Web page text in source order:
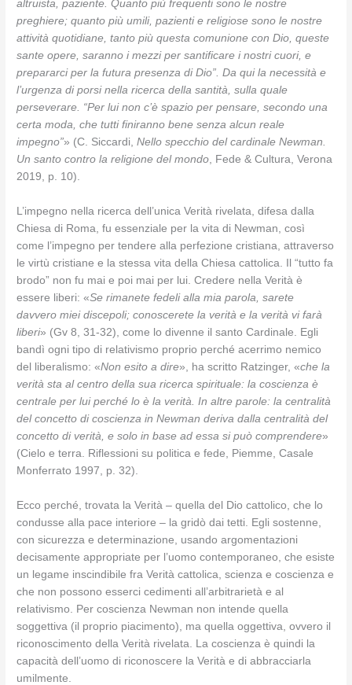
altruista, paziente. Quanto più frequenti sono le nostre
preghiere; quanto più umili, pazienti e religiose sono le nostre
attività quotidiane, tanto più questa comunione con Dio, queste
sante opere, saranno i mezzi per santificare i nostri cuori, e
prepararci per la futura presenza di Dio”. Da qui la necessità e
l’urgenza di porsi nella ricerca della santità, sulla quale
perseverare. “Per lui non c’è spazio per pensare, secondo una
certa moda, che tutti finiranno bene senza alcun reale
impegno”» (C. Siccardi,Nello specchio del cardinale Newman.
Un santo contro la religione del mondo, Fede & Cultura, Verona
2019, p. 10).
L’impegno nella ricerca dell’unica Verità rivelata, difesa dalla
Chiesa di Roma, fu essenziale per la vita di Newman, così
come l’impegno per tendere alla perfezione cristiana, attraverso
le virtù cristiane e la stessa vita della Chiesa cattolica. Il “tutto fa
brodo” non fu mai e poi mai per lui. Credere nella Verità è
essere liberi: «Se rimanete fedeli alla mia parola, sarete
davvero miei discepoli; conoscerete la verità e la verità vi farà
liberi» (Gv 8, 31-32), come lo divenne il santo Cardinale. Egli
bandì ogni tipo di relativismo proprio perché acerrimo nemico
del liberalismo: «Non esito a dire», ha scritto Ratzinger, «che la
verità sta al centro della sua ricerca spirituale: la coscienza è
centrale per lui perché lo è la verità. In altre parole: la centralità
del concetto di coscienza in Newman deriva dalla centralità del
concetto di verità, e solo in base ad essa si può comprendere»
(Cielo e terra. Riflessioni su politica e fede, Piemme, Casale
Monferrato 1997, p. 32).
Ecco perché, trovata la Verità – quella del Dio cattolico, che lo
condusse alla pace interiore – la gridò dai tetti. Egli sostenne,
con sicurezza e determinazione, usando argomentazioni
decisamente appropriate per l’uomo contemporaneo, che esiste
un legame inscindibile fra Verità cattolica, scienza e coscienza e
che non possono esserci cedimenti all’arbitrarietà e al
relativismo. Per coscienza Newman non intende quella
soggettiva (il proprio piacimento), ma quella oggettiva, ovvero il
riconoscimento della Verità rivelata. La coscienza è quindi la
capacità dell’uomo di riconoscere la Verità e di abbracciarla
umilmente.